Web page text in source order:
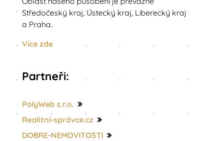
Středočeský kraj, Ústecký kraj, Liberecký kraj
a Praha.
Více zde
Partneři:
PolyWeb s.r.o.
Realitní-správce.cz
DOBRE-NEMOVITOSTI